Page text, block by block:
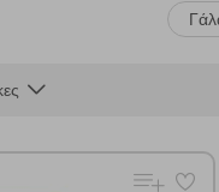
Πολλαπλή
όλες τις Κατηγορίες και
Cookies